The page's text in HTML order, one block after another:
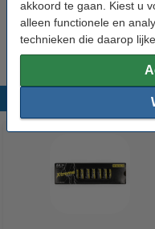
akkoord te gaan. Kiest u
alleen functionele en
technieken die daarop
veel vragen al
onze klantendienst terecht.